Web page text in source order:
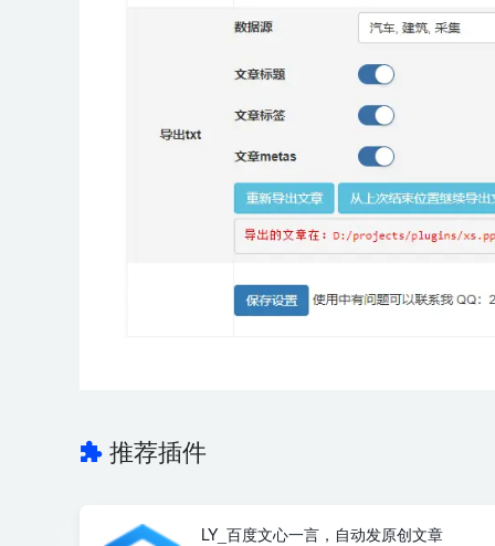
推荐插件
LY_百度文心一言，自动发原创文章